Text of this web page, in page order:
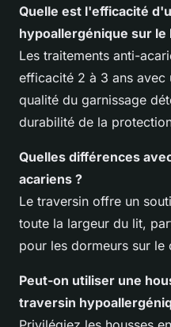
Quelle est l'efficacité
hypoallergénique sur le
Les traitements anti-
efficacité 2 à 3 ans avec
qualité du garnissage
durabilité de la
Quelles différences
acariens ?
Le traversin offre un
toute la largeur du lit,
pour les dormeurs sur le
Peut-on utiliser une
traversin